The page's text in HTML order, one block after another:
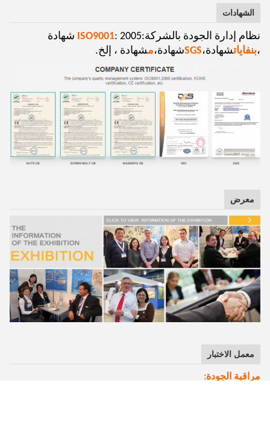
الشهادات
نظام إدارة الجودة بالشركة: ISO9001 : 2005 شهادة
،بنفاياتشهادة،SGSشهادة،مشهادة ، إلخ.
معرض
معمل الاختبار
مراقبة الجودة: